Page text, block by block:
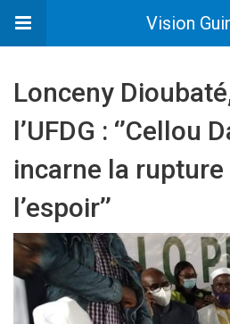
Vision
Lonceny
l’UFDG : ‘’Cellou
incarne la
l’espoir’’